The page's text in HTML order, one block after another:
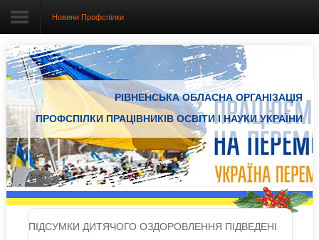
Головна
Про організацію
Документація
Електронний вісник
Новини Профспілки
Новини з регіонів
Новини Профспілки
РІВНЕНСЬКА ОБЛАСНА ОРГАНІЗАЦІЯ
ПРОФСПІЛКИ ПРАЦІВНИКІВ ОСВІТИ І НАУКИ УКРАЇНИ
ПІДСУМКИ ДИТЯЧОГО ОЗДОРОВЛЕННЯ ПІДВЕДЕНІ